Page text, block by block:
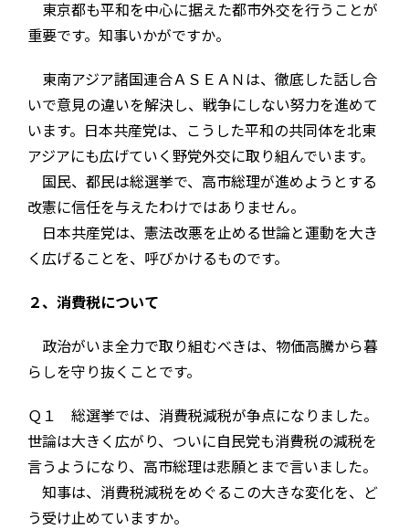
東京都も平和を中心に据えた都市外交を行うことが
重要です。知事いかがですか。
東南アジア諸国連合ＡＳＥＡＮは、徹底した話し合
いで意見の違いを解決し、戦争にしない努力を進めて
います。日本共産党は、こうした平和の共同体を北東
アジアにも広げていく野党外交に取り組んでいます。
国民、都民は総選挙で、高市総理が進めようとする
改憲に信任を与えたわけではありません。
日本共産党は、憲法改悪を止める世論と運動を大き
く広げることを、呼びかけるものです。
２、消費税について
政治がいま全力で取り組むべきは、物価高騰から暮
らしを守り抜くことです。
Ｑ１ 総選挙では、消費税減税が争点になりました。
世論は大きく広がり、ついに自民党も消費税の減税を
言うようになり、高市総理は悲願とまで言いました。
知事は、消費税減税をめぐるこの大きな変化を、ど
う受け止めていますか。